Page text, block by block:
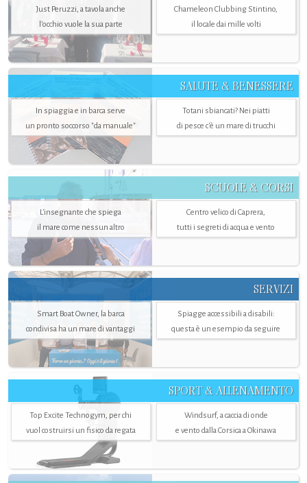
Just Peruzzi, a tavola anche
l’occhio vuole la sua parte
Chameleon Clubbing Stintino,
il locale dai mille volti
SALUTE & BENESSERE
In spiaggia e in barca serve
un pronto soccorso "da manuale"
Totani sbiancati? Nei piatti
di pesce c'è un mare di trucchi
SCUOLE & CORSI
L'insegnante che spiega
il mare come nessun altro
Centro velico di Caprera,
tutti i segreti di acqua e vento
SERVIZI
Smart Boat Owner, la barca
condivisa ha un mare di vantaggi
Spiagge accessibili a disabili:
questa è un esempio da seguire
SPORT & ALLENAMENTO
Top Excite Technogym, per chi
vuol costruirsi un fisico da regata
Windsurf, a caccia di onde
e vento dalla Corsica a Okinawa